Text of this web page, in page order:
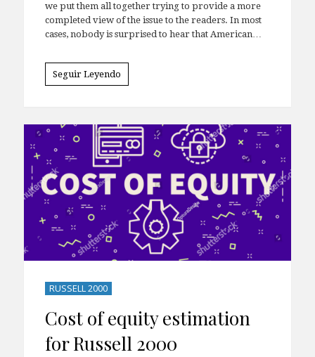
we put them all together trying to provide a more
completed view of the issue to the readers. In most
cases, nobody is surprised to hear that American…
Seguir Leyendo
RUSSELL 2000
Cost of equity estimation
for Russell 2000